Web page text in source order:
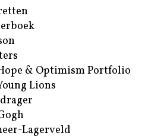
& Optimism Portfolio
Lions
Lagerveld